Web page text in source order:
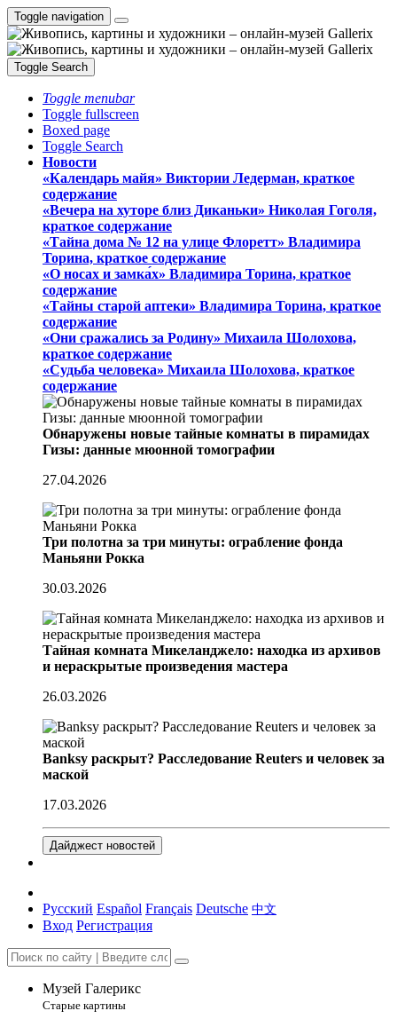
Toggle navigation
Toggle Search
Toggle menubar
Toggle fullscreen
Boxed page
Toggle Search
Новости
«Календарь майя» Виктории Ледерман, краткое
содержание
«Вечера на хуторе близ Диканьки» Николая Гоголя,
краткое содержание
«Тайна дома № 12 на улице Флоретт» Владимира
Торина, краткое содержание
«О носах и замка́х» Владимира Торина, краткое
содержание
«Тайны старой аптеки» Владимира Торина, краткое
содержание
«Они сражались за Родину» Михаила Шолохова,
краткое содержание
«Судьба человека» Михаила Шолохова, краткое
содержание
Обнаружены новые тайные комнаты в пирамидах
Гизы: данные мюонной томографии
27.04.2026
Три полотна за три минуты: ограбление фонда
Маньяни Рокка
30.03.2026
Тайная комната Микеланджело: находка из архивов
и нераскрытые произведения мастера
26.03.2026
Banksy раскрыт? Расследование Reuters и человек за
маской
17.03.2026
Дайджест новостей
Русский Español Français Deutsche 中文
Вход Регистрация
Музей Галерикс
Старые картины